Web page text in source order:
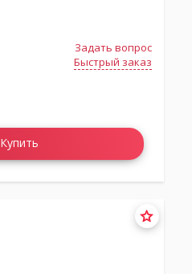
Задать вопрос
Быстрый заказ
Купить